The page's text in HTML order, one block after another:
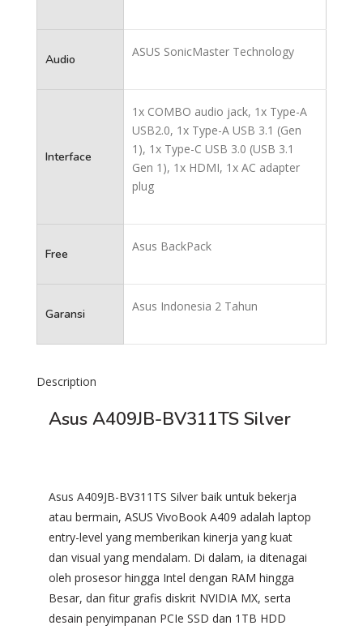
Audio
ASUS SonicMaster Technology
Interface
1x COMBO audio jack, 1x Type-A
USB2.0, 1x Type-A USB 3.1 (Gen
1), 1x Type-C USB 3.0 (USB 3.1
Gen 1), 1x HDMI, 1x AC adapter
plug
Free
Asus BackPack
Garansi
Asus Indonesia 2 Tahun
Description
Asus A409JB-BV311TS Silver
Asus A409JB-BV311TS Silver baik untuk bekerja
atau bermain, ASUS VivoBook A409 adalah laptop
entry-level yang memberikan kinerja yang kuat
dan visual yang mendalam. Di dalam, ia ditenagai
oleh prosesor hingga Intel dengan RAM hingga
Besar, dan fitur grafis diskrit NVIDIA MX, serta
desain penyimpanan PCIe SSD dan 1TB HDD